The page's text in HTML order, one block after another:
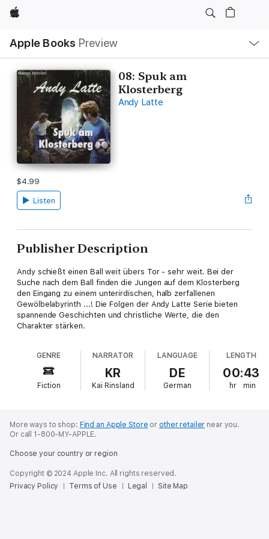
Apple
Apple Books Preview
Nav
Open
Menu
08: Spuk am
Klosterberg
Andy Latte
$4.99
Listen
Publisher Description
Andy schießt einen Ball weit übers Tor - sehr weit. Bei der
Suche nach dem Ball finden die Jungen auf dem Klosterberg
den Eingang zu einem unterirdischen, halb zerfallenen
Gewölbelabyrinth ...! Die Folgen der Andy Latte Serie bieten
spannende Geschichten und christliche Werte, die den
Charakter stärken.
GENRE
Fiction
NARRATOR
KR
Kai Rinsland
LANGUAGE
DE
German
LENGTH
00:43
hr min
More ways to shop: Find an Apple Store or other retailer near you.
Or call 1-800-MY-APPLE.
Choose your country or region
Copyright © 2024 Apple Inc. All rights reserved.
Privacy Policy
Terms of Use Legal Site Map